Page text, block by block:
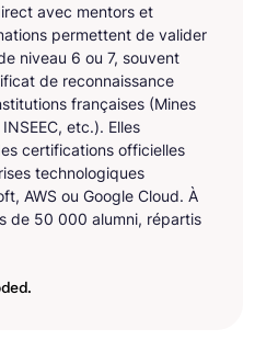
avec mentors et
permettent de valider
niveau 6 ou 7, souvent
de reconnaissance
françaises (Mines
etc.). Elles
certifications officielles
technologiques
AWS ou Google Cloud. À
de 50 000 alumni, répartis